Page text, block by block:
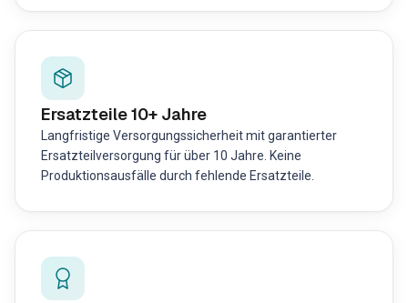
Ersatzteile 10+ Jahre
Langfristige Versorgungssicherheit mit garantierter
Ersatzteilversorgung für über 10 Jahre. Keine
Produktionsausfälle durch fehlende Ersatzteile.